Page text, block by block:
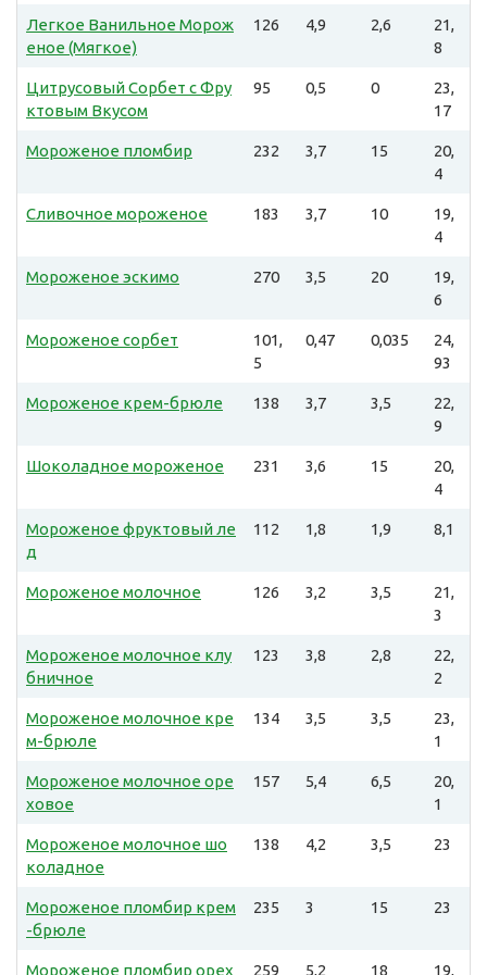
Легкое Ванильное Морож
еное (Мягкое)
126 4,9 2,6
21,
8
Цитрусовый Сорбет с Фру
ктовым Вкусом
95 0,5 0
23,
17
Мороженое пломбир 232 3,7 15
20,
4
Сливочное мороженое 183 3,7 10
19,
4
Мороженое эскимо 270 3,5 20
19,
6
Мороженое сорбет
101,
5
0,47 0,035
24,
93
Мороженое крем-брюле 138 3,7 3,5
22,
9
Шоколадное мороженое 231 3,6 15
20,
4
Мороженое фруктовый ле
д
112 1,8 1,9 8,1
Мороженое молочное 126 3,2 3,5
21,
3
Мороженое молочное клу
бничное
123 3,8 2,8
22,
2
Мороженое молочное кре
м-брюле
134 3,5 3,5
23,
1
Мороженое молочное оре
ховое
157 5,4 6,5
20,
1
Мороженое молочное шо
коладное
138 4,2 3,5 23
Мороженое пломбир крем
-брюле
235 3 15 23
Мороженое пломбир орех
259 5,2 18
19,